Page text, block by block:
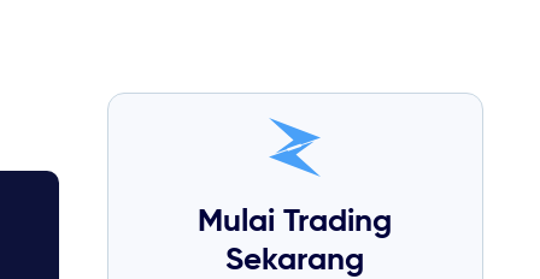
Mulai Trading
Sekarang